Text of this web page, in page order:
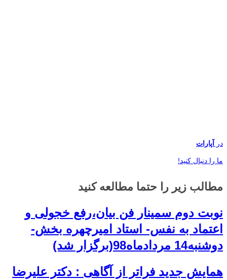
در آپارات
ما را دنبال کنید!
مطالب زیر را حتما مطالعه کنید
نوبت دوم سمینار فن بیان،رفع خجولی و
اعتماد به نفس- استاد امیرچهره بخش-
دوشنبه14 مردادماه98(برگزار شد)
همایش جدید فراتر از آگاهی : دکتر علیرضا